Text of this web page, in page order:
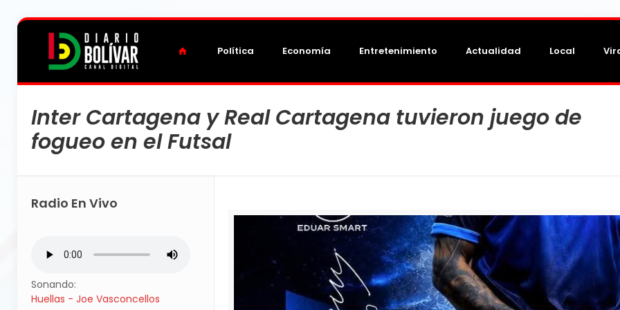
Política Economía Entretenimiento Actualidad Local
Inter Cartagena y Real Cartagena tuvieron juego de
fogueo en el Futsal
Radio En Vivo
Sonando:
Huellas - Joe Vasconcellos